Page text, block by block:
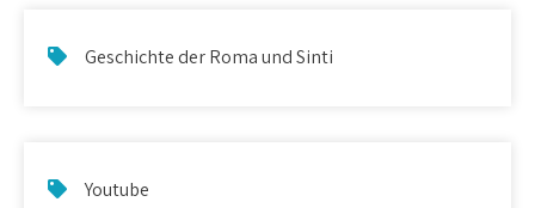
Geschichte der Roma und Sinti
Youtube